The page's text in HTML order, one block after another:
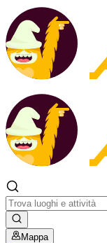
Mappa